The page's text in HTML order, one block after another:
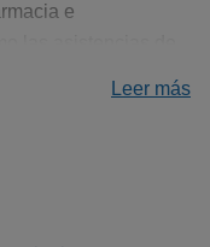
e
Leer más